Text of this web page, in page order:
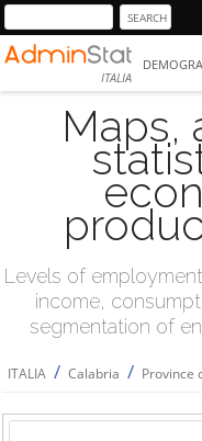
ITALIA
Maps,
Levels of
income,
segmentation of
ITALIA / Calabria / Province